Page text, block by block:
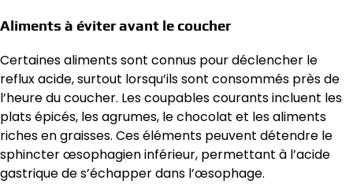
Aliments à éviter avant le coucher
Certaines aliments sont connus pour déclencher le
reflux acide, surtout lorsqu’ils sont consommés près de
l’heure du coucher. Les coupables courants incluent les
plats épicés, les agrumes, le chocolat et les aliments
riches en graisses. Ces éléments peuvent détendre le
sphincter œsophagien inférieur, permettant à l’acide
gastrique de s’échapper dans l’œsophage.